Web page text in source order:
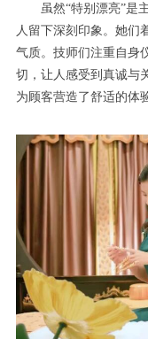
虽然“特别漂亮”是主
人留下深刻印象。她们
气质。技师们注重自身
切，让人感受到真诚与
为顾客营造了舒适的体